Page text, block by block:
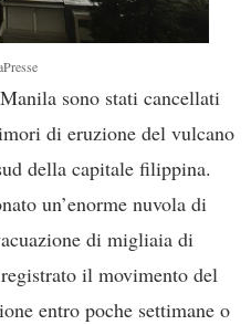
sono stati cancellati
di eruzione del vulcano
della capitale filippina.
un’enorme nuvola di
di migliaia di
il movimento del
entro poche settimane o